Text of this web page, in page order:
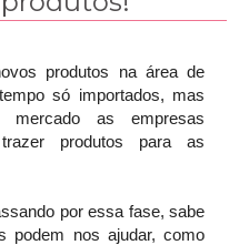
produtos na área de
só importados, mas
as empresas
produtos para as
por essa fase, sabe
podem nos ajudar, como